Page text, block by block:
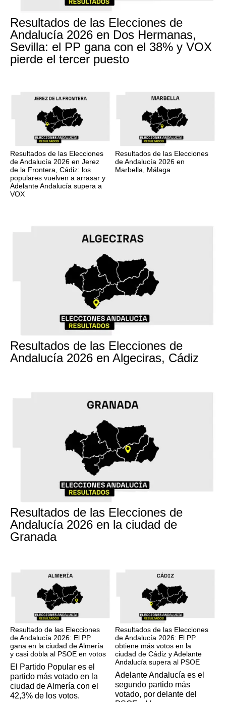
Resultados de las Elecciones de
Andalucía 2026 en Dos Hermanas,
Sevilla: el PP gana con el 38% y VOX
pierde el tercer puesto
Resultados de las Elecciones
de Andalucía 2026 en Jerez
de la Frontera, Cádiz: los
populares vuelven a arrasar y
Adelante Andalucía supera a
VOX
Resultados de las Elecciones
de Andalucía 2026 en
Marbella, Málaga
Resultados de las Elecciones de
Andalucía 2026 en Algeciras, Cádiz
Resultados de las Elecciones de
Andalucía 2026 en la ciudad de
Granada
Resultado de las Elecciones
de Andalucía 2026: El PP
gana en la ciudad de Almería
y casi dobla al PSOE en votos
El Partido Popular es el
partido más votado en la
ciudad de Almería con el
42,3% de los votos.
Resultados de las Elecciones
de Andalucía 2026: El PP
obtiene más votos en la
ciudad de Cádiz y Adelante
Andalucía supera al PSOE
Adelante Andalucía es el
segundo partido más
votado, por delante del